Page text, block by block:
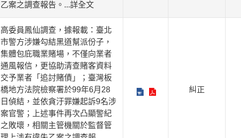
乙案之調查報告。 ...詳全文
高委員鳳仙調查，據報載：臺北
市警方涉嫌勾結黑道幫派份子，
集體包庇職業賭場，不僅向業者
通風報信，更協助清查賭客資料
交予業者「追討賭債」；臺灣板
橋地方法院檢察署於99年6月28
日偵結，並依貪汙罪嫌起訴9名涉
案官警；上述事件再次凸顯警紀
之敗壞，相關主管機關於監督管
糾正